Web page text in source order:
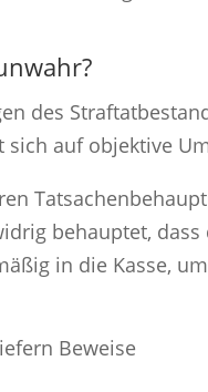
des
sich auf objektive
behauptet,
in die Kasse,